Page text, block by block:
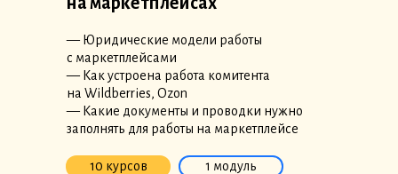
— Юридические модели работы
с маркетплейсами
— Как устроена работа комитента
на Wildberries, Ozon
— Какие документы и проводки нужно
заполнять для работы на маркетплейсе
10 курсов 1 модуль